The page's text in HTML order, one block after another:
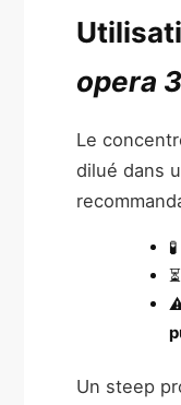
opera
Le
dilué dans
🧪
Un steep